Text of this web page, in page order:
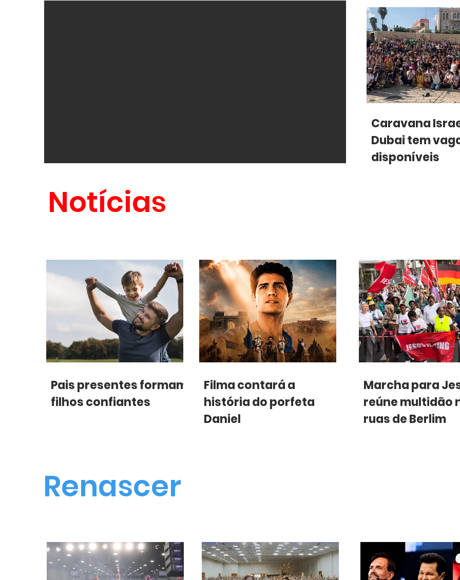
Caravana
Dubai tem
disponíveis
Notícias
Pais presentes formam
filhos confiantes
Filma contará a
história do porfeta
Daniel
Marcha para
reúne multidão
ruas de Berlim
Renascer